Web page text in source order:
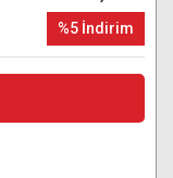
%5 İndirim